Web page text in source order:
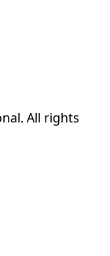
. All rights